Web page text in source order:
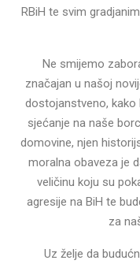
RBiH te svim
Ne smijemo
značajan u našoj
dostojanstveno,
sjećanje na naše
domovine, njen
moralna obaveza je
veličinu koju su
agresije na BiH te
za
Uz želje da